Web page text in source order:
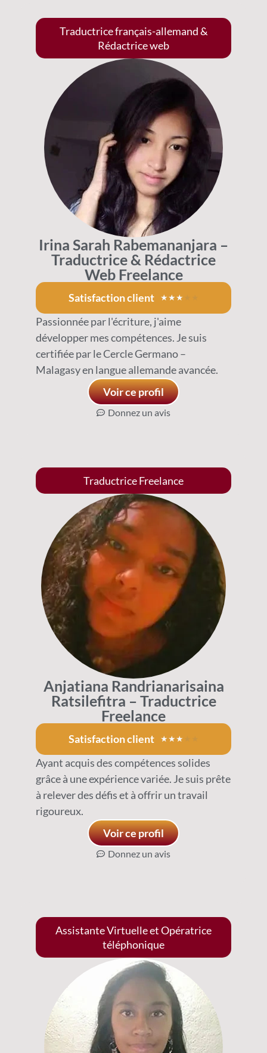
Traductrice français-allemand &
Rédactrice web
Irina Sarah Rabemananjara –
Traductrice & Rédactrice
Web Freelance
Satisfaction client ★★★
Passionnée par l'écriture, j'aime
développer mes compétences. Je suis
certifiée par le Cercle Germano –
Malagasy en langue allemande avancée.
Voir ce profil
Donnez un avis
Traductrice Freelance
Anjatiana Randrianarisaina
Ratsilefitra – Traductrice
Freelance
Satisfaction client ★★★
Ayant acquis des compétences solides
grâce à une expérience variée. Je suis prête
à relever des défis et à offrir un travail
rigoureux.
Voir ce profil
Donnez un avis
Assistante Virtuelle et Opératrice
téléphonique